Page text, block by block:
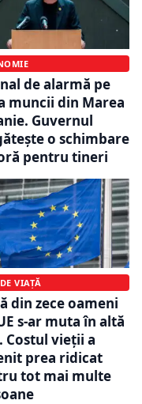
de alarmă pe
muncii din Marea
Guvernul
o schimbare
pentru tineri
VIAȚĂ
din zece oameni
s-ar muta în altă
Costul vieții a
prea ridicat
tot mai multe